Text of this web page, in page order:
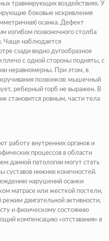
травмирующих воздействиях. У
боковые искривления
осанка. Дефект
изгибом позвоночного столба
Чаще наблюдается
сзади видно дугообразное
плечо с одной стороны подняты, с
неравномерны. При этом, в
позвонков: мышечный
реберный горб не выражен. В
становится ровным, части тела
работу внутренних органов и
процессов в области
данной патологии могут стать
суставов нижних конечностей.
нарушений осанки
матрасе или жесткой постели,
двигательной активности,
и физическому состоянию
компенсацию «отставания» в